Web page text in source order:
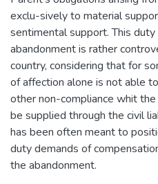
exclu-sively to material
sentimental support. This
abandonment is rather
country, considering that for
of affection alone is not able
other non-compliance whit
be supplied through the civil
has been often meant to
duty demands of
the abandonment.